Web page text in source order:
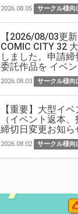
2026.08.05 サークル様向
【2026/08/03更
COMIC CITY 32
しました。申請
委託作品を イベ
2026.08.03 サークル様向
【重要】大型イ
（イベント返本
締切日変更お知ら
2026.08.02 サークル様向